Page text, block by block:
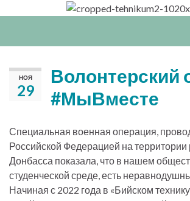
НОЯ
29
Волонтерский
#МыВместе
Специальная военная операция,
Российской Федерацией на территории
Донбасса показала, что в нашем
студенческой среде, есть
Начиная с 2022 года в «Бийском